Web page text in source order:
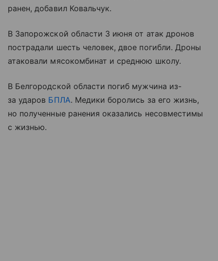
ранен, добавил Ковальчук.
В Запорожской области 3 июня от атак дронов
пострадали шесть человек, двое погибли. Дроны
атаковали мясокомбинат и среднюю школу.
В Белгородской области погиб мужчина из-
за ударов БПЛА. Медики боролись за его жизнь,
но полученные ранения оказались несовместимы
с жизнью.